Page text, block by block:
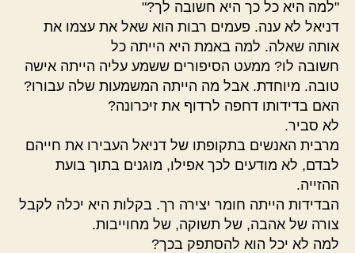
"למה היא כל כך היא חשובה לך?"
דניאל לא ענה. פעמים רבות הוא שאל את עצמו את
אותה שאלה. למה באמת היא הייתה כל
חשובה לו? ממעט הסיפורים ששמע עליה הייתה אישה
טובה. מיוחדת. אבל מה הייתה המשמעות שלה עבורו?
האם בדידותו דחפה לרדוף את זיכרונה?
לא סביר.
מרבית האנשים בתקופתו של דניאל העבירו את חייהם
לבדם, לא מודעים לכך אפילו, מוגנים בתוך בועת
ההזייה.
הבדידות הייתה חומר יצירה רך. בקלות היא יכלה לקבל
צורה של אהבה, של תשוקה, של מחוייבות.
למה לא יכל הוא להסתפק בכך?